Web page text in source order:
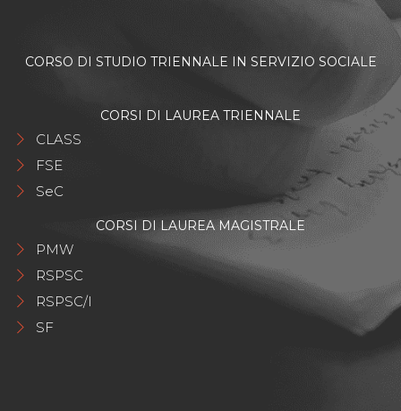
CORSO DI STUDIO TRIENNALE IN SERVIZIO SOCIALE
CORSI DI LAUREA TRIENNALE
CLASS
FSE
SeC
CORSI DI LAUREA MAGISTRALE
PMW
RSPSC
RSPSC/I
SF